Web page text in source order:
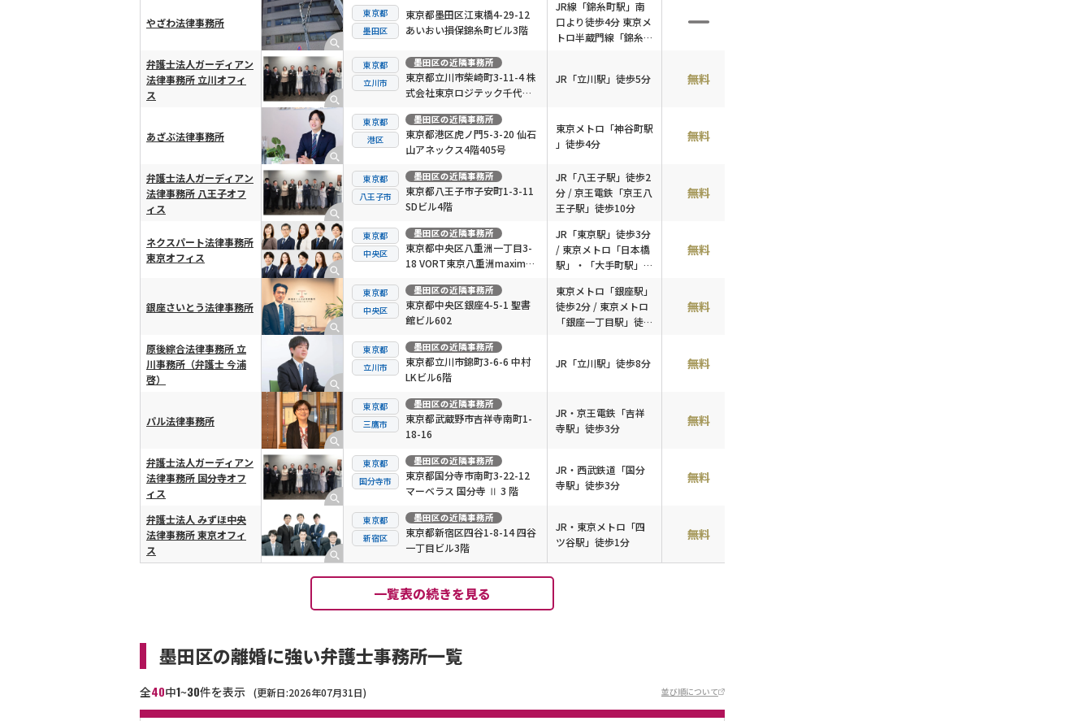
横スクロール可能
やざわ法律事務所
東京都
墨田区
東京都墨田区江東橋4-29-12
あいおい損保錦糸町ビル3階
JR線「錦糸町駅」南
口より徒歩4分 東京メ
トロ半蔵門線「錦糸町
弁護士法人ガーディアン
法律事務所 立川オフィ
ス
東京都
立川市
墨田区の近隣事務所
東京都立川市柴崎町3-11-4 株
式会社東京ロジテック千代田
JR「立川駅」徒歩5分 無料
あざぶ法律事務所
東京都
港区
墨田区の近隣事務所
東京都港区虎ノ門5-3-20 仙石
山アネックス4階405号
東京メトロ「神谷町駅
」徒歩4分
無料
弁護士法人ガーディアン
法律事務所 八王子オフ
ィス
東京都
八王子市
墨田区の近隣事務所
東京都八王子市子安町1-3-11
SDビル4階
JR「八王子駅」徒歩2
分 / 京王電鉄「京王八
王子駅」徒歩10分
無料
ネクスパート法律事務所
東京オフィス
東京都
中央区
墨田区の近隣事務所
東京都中央区八重洲一丁目3-
18 VORT東京八重洲maxim7
JR「東京駅」徒歩3分
/ 東京メトロ「日本橋
駅」・「大手町駅」徒
無料
銀座さいとう法律事務所
東京都
中央区
墨田区の近隣事務所
東京都中央区銀座4-5-1 聖書
館ビル602
東京メトロ「銀座駅」
徒歩2分 / 東京メトロ
「銀座一丁目駅」徒歩
無料
原後綜合法律事務所 立
川事務所（弁護士 今浦
啓）
東京都
立川市
墨田区の近隣事務所
東京都立川市錦町3-6-6 中村
LKビル6階
JR「立川駅」徒歩8分 無料
パル法律事務所
東京都
三鷹市
墨田区の近隣事務所
東京都武蔵野市吉祥寺南町1-
18-16
JR・京王電鉄「吉祥
寺駅」徒歩3分
無料
弁護士法人ガーディアン
法律事務所 国分寺オフ
ィス
東京都
国分寺市
墨田区の近隣事務所
東京都国分寺市南町3-22-12
マーベラス 国分寺 Ⅱ 3 階
JR・西武鉄道「国分
寺駅」徒歩3分
無料
弁護士法人 みずほ中央
法律事務所 東京オフィ
ス
東京都
新宿区
墨田区の近隣事務所
東京都新宿区四谷1-8-14 四谷
一丁目ビル3階
JR・東京メトロ「四
ツ谷駅」徒歩1分
無料
一覧表の続きを見る
墨田区の離婚に強い弁護士事務所一覧
全40中1~30件を表示 (更新日:2026年07月31日) 並び順について